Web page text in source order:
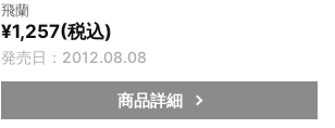
飛蘭
¥1,257(税込)
発売日：2012.08.08
商品詳細